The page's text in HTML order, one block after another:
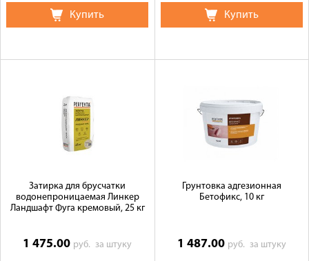
Купить Купить
Затирка для брусчатки
водонепроницаемая Линкер
Ландшафт Фуга кремовый, 25 кг
1 475.00 руб.за штуку
Грунтовка адгезионная
Бетофикс, 10 кг
1 487.00 руб. за штуку